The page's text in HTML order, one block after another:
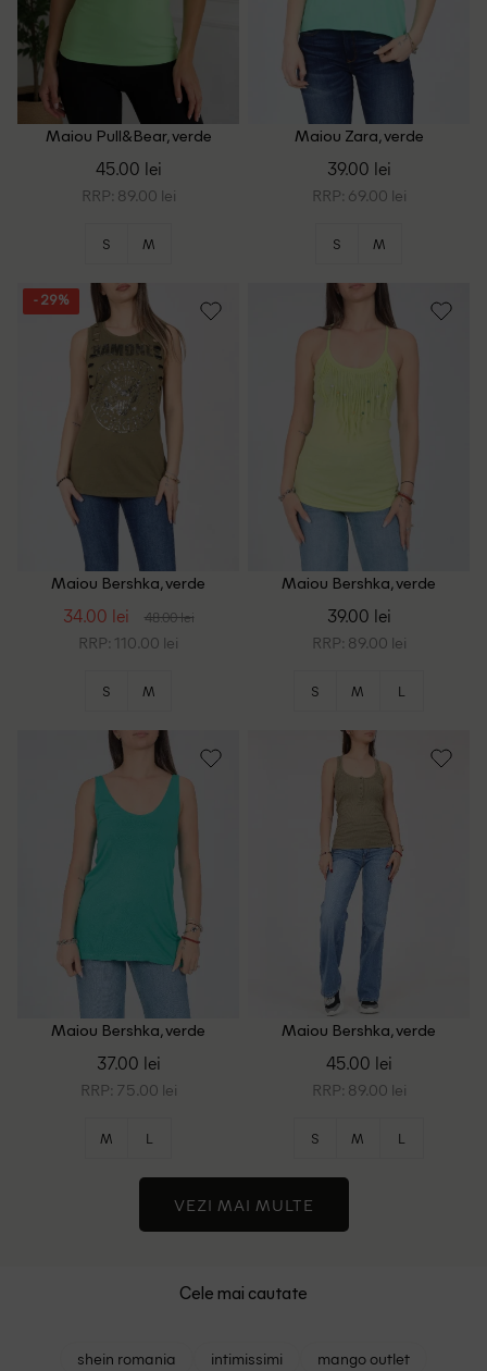
Maiou Pull&Bear, verde
45.00 lei
RRP: 89.00 lei
S M
Maiou Zara, verde
39.00 lei
RRP: 69.00 lei
S M
- 29%
Maiou Bershka, verde
34.00 lei 48.00 lei
RRP: 110.00 lei
S M
Maiou Bershka, verde
39.00 lei
RRP: 89.00 lei
S M L
Maiou Bershka, verde
37.00 lei
RRP: 75.00 lei
M L
Maiou Bershka, verde
45.00 lei
RRP: 89.00 lei
S M L
VEZI MAI MULTE
Cele mai cautate
shein romania intimissimi
mango outlet